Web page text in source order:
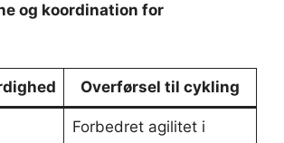
og koordination for
Overførsel til cykling
Forbedret agilitet i